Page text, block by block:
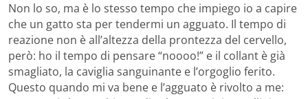
Non lo so, ma è lo stesso tempo che impiego io a capire
che un gatto sta per tendermi un agguato. Il tempo di
reazione non è all’altezza della prontezza del cervello,
però: ho il tempo di pensare “noooo!” e il collant è già
smagliato, la caviglia sanguinante e l’orgoglio ferito.
Questo quando mi va bene e l’agguato è rivolto a me: